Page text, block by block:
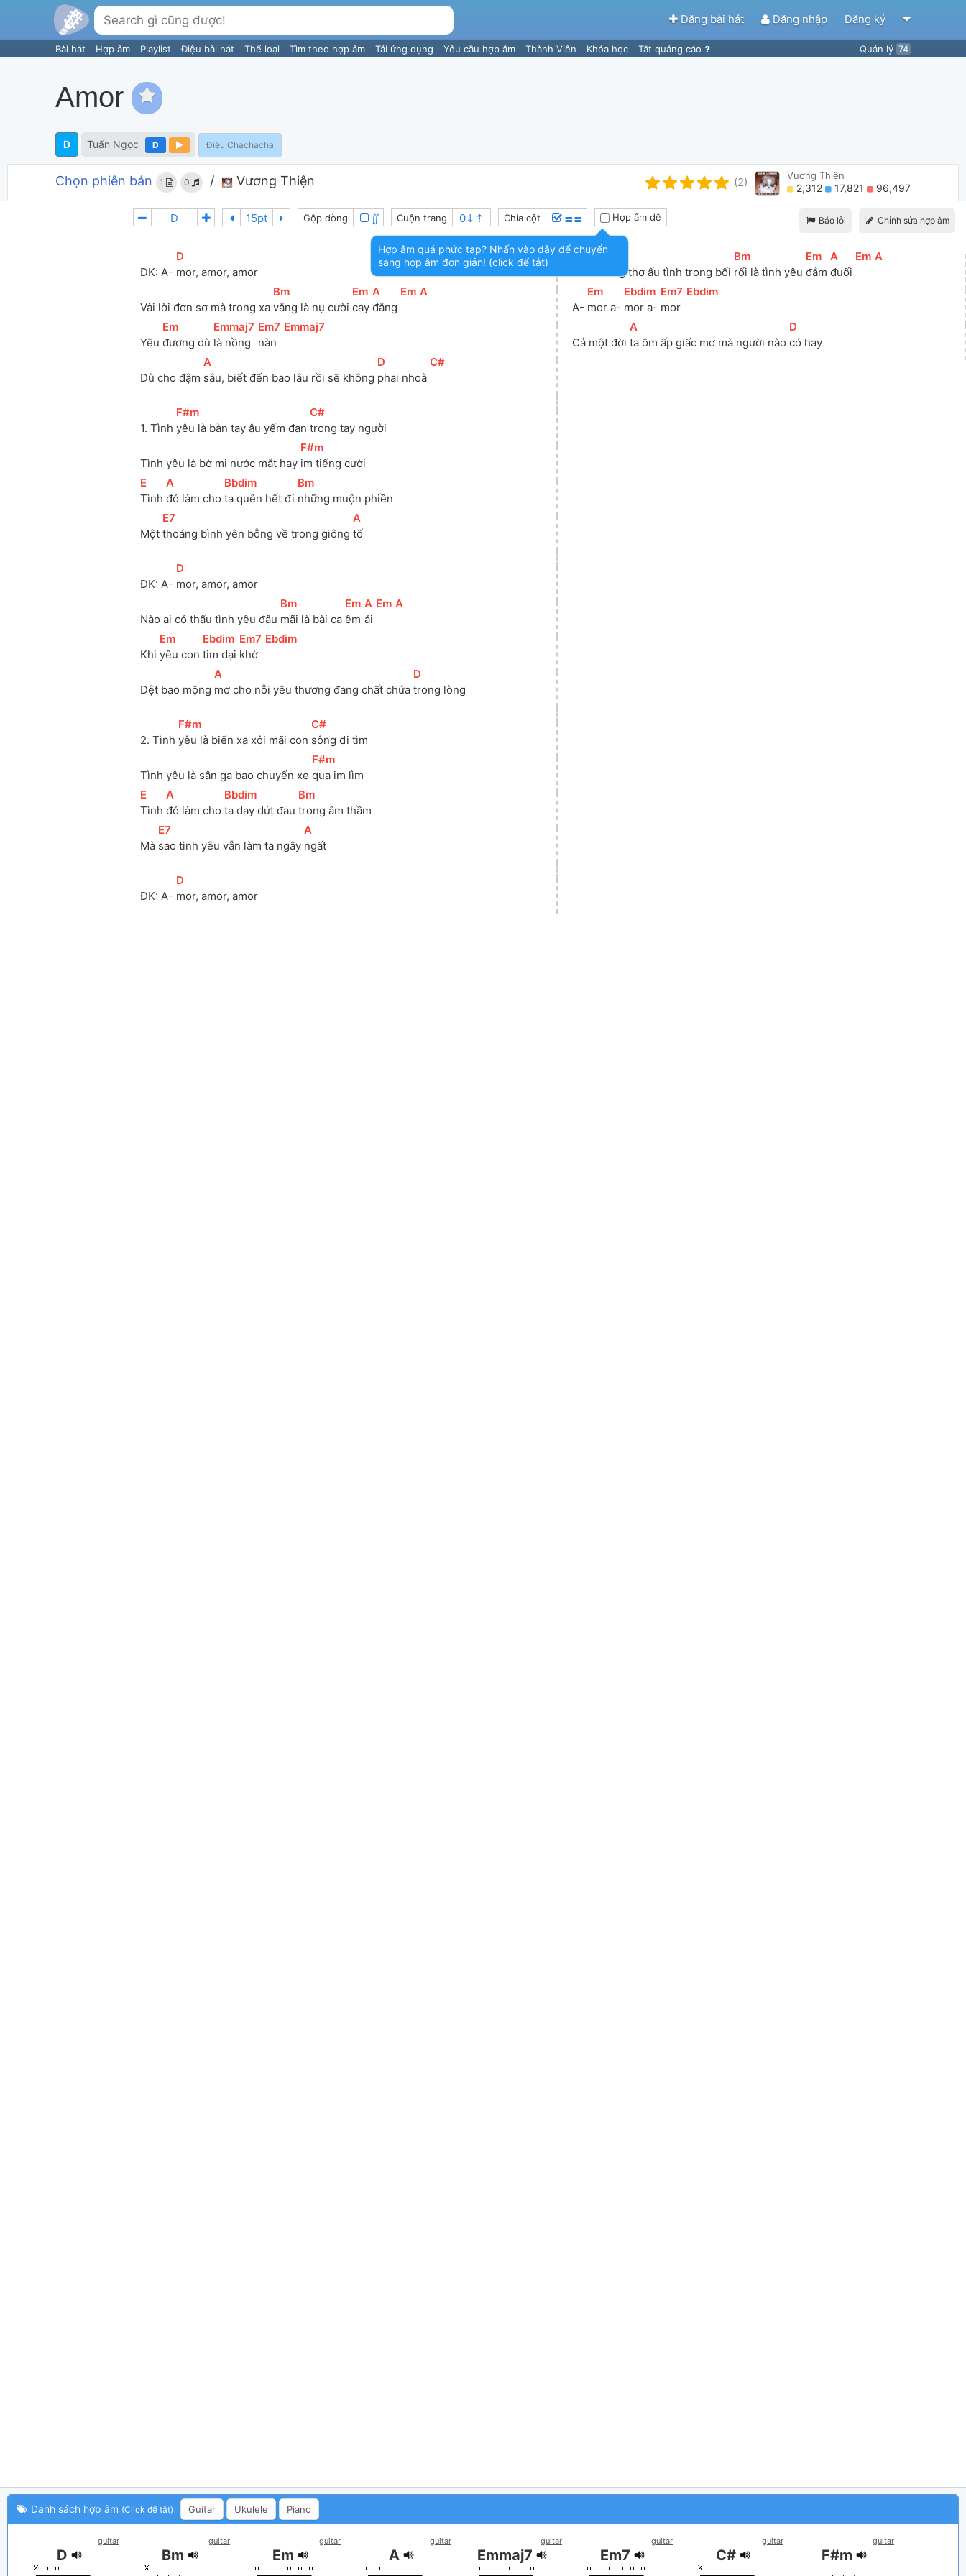
Đăng bài hát Đăng nhập Đăng ký
Bài hát Hợp âm Playlist Điệu bài hát Thể loại Tìm theo hợp âm Tải ứng dụng Yêu cầu hợp âm Thành Viên Khóa học Tắt quảng cáo Quản lý 74
Amor
D Tuấn Ngọc D Điệu Chachacha
Chọn phiên bản 1 0 / Vương Thiện (2)
Vương Thiện
2,312 17,821 96,497
Báo lỗi Chỉnh sửa hợp âm
Gộp dòng ∬ Cuộn trang Chia cột ≣≣ Hợp âm dễ
ĐK: A-
[D
mor, amor, amor
Vài lời đơn sơ mà trong xa
[Bm
vắng là nụ cười
[Em ]
cay
[
A
đắng
[Em ]
[
A
Yêu
[Em
đương dù
[Emmaj7 ]
là nồng
[Em7 ]
nàn
[Emmaj7
Dù cho đậm
[
A
sâu, biết đến bao lâu rồi sẽ không
[D
phai nhoà
[
C#
1. Tình
[F#m
yêu là bàn tay âu yếm đan
[
C#
trong tay người
Tình yêu là bờ mi nước mắt hay
[F#m
im tiếng cười
[E
Tình
[
A
đó làm cho
[Bbdim
ta quên hết đi
[Bm
những muộn phiền
Một
[E7
thoáng bình yên bỗng về trong giông
[
A
tố
ĐK: A-
[D
mor, amor, amor
Nào ai có thấu tình yêu đâu
[Bm
mãi là bài ca
[Em ]
êm
[
A ]
ái
[Em ]
[
A
Khi
[Em
yêu con
[Ebdim ]
tim dại
[Em7 ]
khờ
[Ebdim
Dệt bao mộng
[
A
mơ cho nỗi yêu thương đang chất chứa
[D
trong lòng
2. Tình
[F#m
yêu là biển xa xôi mãi con
[
C#
sông đi tìm
Tình yêu là sân ga bao chuyến xe
[F#m
qua im lìm
[E
Tình
[
A
đó làm cho
[Bbdim
ta day dứt đau
[Bm
trong âm thầm
Mà
[E7
sao tình yêu vẫn làm ta ngây
[
A
ngất
ĐK: A-
[D
mor, amor, amor
Tình trong thơ ấu tình trong bối
[Bm
rối là tình yêu
[Em
đắm
[
A
đuối
[Em ]
[
A
A-
[Em
mor a-
[Ebdim ]
mor a-
[Em7 ]
mor
[Ebdim
Cả một đời
[
A
ta ôm ấp giấc mơ mà người nào
[D
có hay
Danh sách hợp âm (Click để tắt) Guitar Ukulele Piano
guitar
D
guitar
Bm
guitar
Em
guitar
A
guitar
Emmaj7
guitar
Em7
guitar
C#
guitar
F#m
Hợp âm quá phức tạp? Nhấn vào đây để chuyển
sang hợp âm đơn giản! (click để tắt)